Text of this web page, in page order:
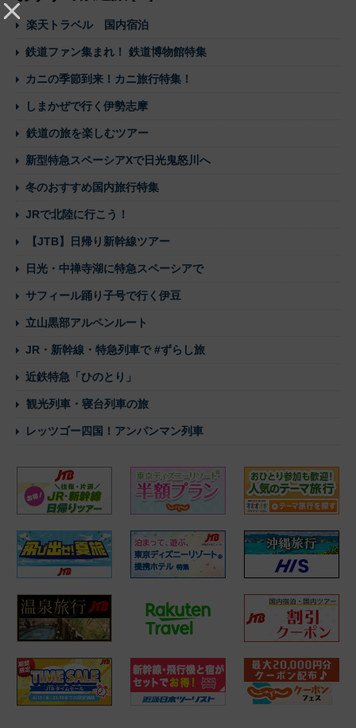
楽天トラベル 国内宿泊
鉄道ファン集まれ！ 鉄道博物館特集
カニの季節到来！カニ旅行特集！
しまかぜで行く伊勢志摩
鉄道の旅を楽しむツアー
新型特急スペーシアXで日光鬼怒川へ
冬のおすすめ国内旅行特集
JRで北陸に行こう！
【JTB】日帰り新幹線ツアー
日光・中禅寺湖に特急スペーシアで
サフィール踊り子号で行く伊豆
立山黒部アルペンルート
JR・新幹線・特急列車で #ずらし旅
近鉄特急「ひのとり」
観光列車・寝台列車の旅
レッツゴー四国！アンパンマン列車